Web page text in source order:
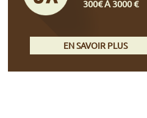
300€ À 3000 €
EN SAVOIR PLUS